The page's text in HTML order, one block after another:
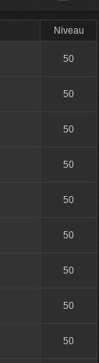
Niveau
50
50
50
50
50
50
50
50
50